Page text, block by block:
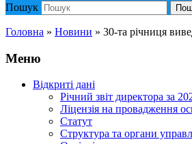
Пошук
Головна » Новини » 30-та річниця
Меню
Відкриті дані
Річний звіт директора за
Ліцензія на провадження
Статут
Структура та органи